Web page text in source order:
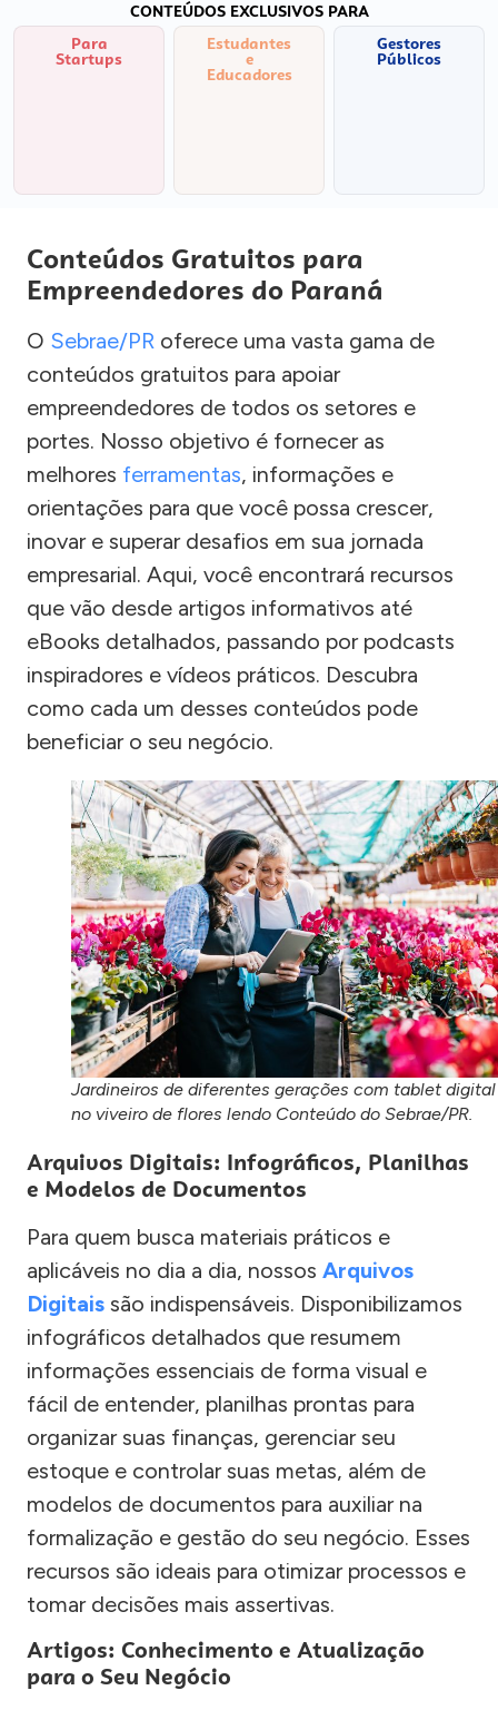
CONTEÚDOS EXCLUSIVOS PARA
Para
Startups
Estudantes
e
Educadores
Gestores
Públicos
Conteúdos Gratuitos para
Empreendedores do Paraná
O Sebrae/PR oferece uma vasta gama de
conteúdos gratuitos para apoiar
empreendedores de todos os setores e
portes. Nosso objetivo é fornecer as
melhores ferramentas, informações e
orientações para que você possa crescer,
inovar e superar desafios em sua jornada
empresarial. Aqui, você encontrará recursos
que vão desde artigos informativos até
eBooks detalhados, passando por podcasts
inspiradores e vídeos práticos. Descubra
como cada um desses conteúdos pode
beneficiar o seu negócio.
Jardineiros de diferentes gerações com tablet digital
no viveiro de flores lendo Conteúdo do Sebrae/PR.
Arquivos Digitais: Infográficos, Planilhas
e Modelos de Documentos
Para quem busca materiais práticos e
aplicáveis no dia a dia, nossos Arquivos
Digitais são indispensáveis. Disponibilizamos
infográficos detalhados que resumem
informações essenciais de forma visual e
fácil de entender, planilhas prontas para
organizar suas finanças, gerenciar seu
estoque e controlar suas metas, além de
modelos de documentos para auxiliar na
formalização e gestão do seu negócio. Esses
recursos são ideais para otimizar processos e
tomar decisões mais assertivas.
Artigos: Conhecimento e Atualização
para o Seu Negócio